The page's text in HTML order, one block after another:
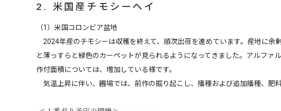
2. 米国産チモシーヘイ
（1）米国コロンビア盆地
2024年産のチモシーは収穫を終えて、順次出荷を進めています。産地に余
と薄っすらと緑色のカーペットが見られるようになってきました。アルファ
作付面積については、増加している様です。
気温上昇に伴い、圃場では、前作の掘り起こし、播種および追加播種、肥